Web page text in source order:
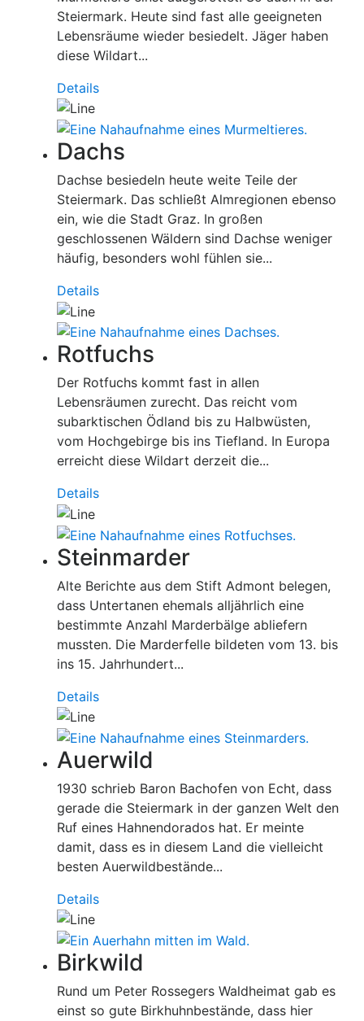
Steiermark. Heute sind fast alle geeigneten
Lebensräume wieder besiedelt. Jäger haben
diese Wildart...
Details
Dachs
Dachse besiedeln heute weite Teile der
Steiermark. Das schließt Almregionen ebenso
ein, wie die Stadt Graz. In großen
geschlossenen Wäldern sind Dachse weniger
häufig, besonders wohl fühlen sie...
Details
Rotfuchs
Der Rotfuchs kommt fast in allen
Lebensräumen zurecht. Das reicht vom
subarktischen Ödland bis zu Halbwüsten,
vom Hochgebirge bis ins Tiefland. In Europa
erreicht diese Wildart derzeit die...
Details
Steinmarder
Alte Berichte aus dem Stift Admont belegen,
dass Untertanen ehemals alljährlich eine
bestimmte Anzahl Marderbälge abliefern
mussten. Die Marderfelle bildeten vom 13. bis
ins 15. Jahrhundert...
Details
Auerwild
1930 schrieb Baron Bachofen von Echt, dass
gerade die Steiermark in der ganzen Welt den
Ruf eines Hahnendorados hat. Er meinte
damit, dass es in diesem Land die vielleicht
besten Auerwildbestände...
Details
Birkwild
Rund um Peter Rossegers Waldheimat gab es
einst so gute Birkhuhnbestände, dass hier